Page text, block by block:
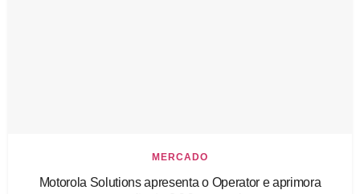
MERCADO
Motorola Solutions apresenta o Operator e aprimora